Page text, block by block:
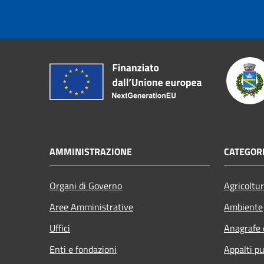
AMMINISTRAZIONE
Organi di Governo
Aree Amministrative
Uffici
Enti e fondazioni
Ambiente
Appalti